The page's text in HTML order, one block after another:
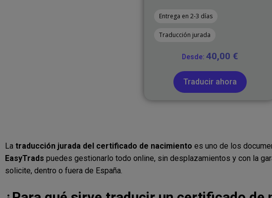
Entrega en 2-3 días
Traducción jurada
Desde:40,00€
Traducir ahora
La traducción jurada del certificado de nacimiento es uno de los
EasyTrads puedes gestionarlo todo online, sin desplazamientos y con la
solicite, dentro o fuera de España.